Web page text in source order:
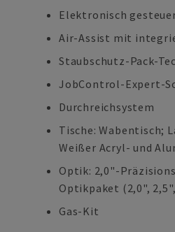
Elektronisch
Air-Assist mit
Staubschutz-Pack-
JobControl-Expert-
Durchreichsystem
Tische: Wabentisch;
Weißer Acryl- und
Optik: 2,0"-
Optikpaket (2,0",
Gas-Kit